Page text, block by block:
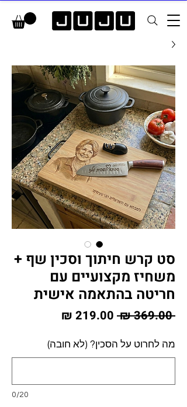
סט קרש חיתוך וסכין שף +
משחיז מקצועיים עם
חריטה בהתאמה אישית
‏369.00 ‏₪
מחיר
מה לחרוט על הסכין? (לא חובה)
0/20